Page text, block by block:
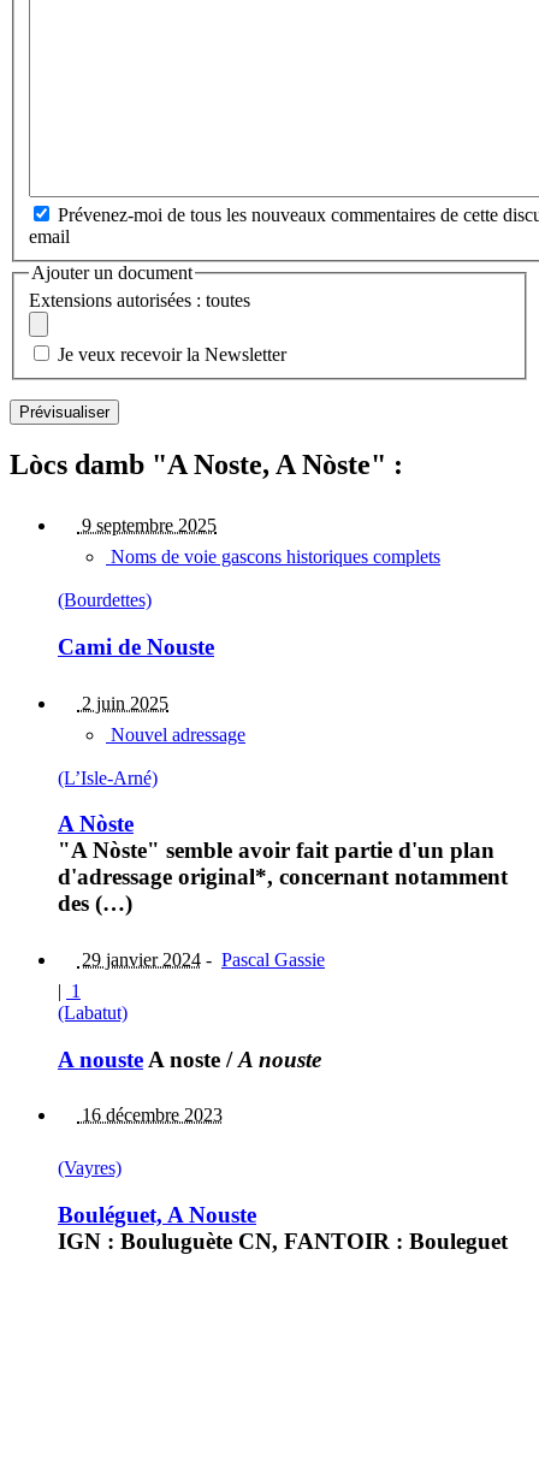
Prévenez-moi de tous les nouveaux commentaires de cette
email
Ajouter un document
Extensions autorisées : toutes
Je veux recevoir la Newsletter
Lòcs damb "A Noste, A Nòste" :
9 septembre 2025
Noms de voie gascons historiques complets
(Bourdettes)
Cami de Nouste
2 juin 2025
Nouvel adressage
(L’Isle-Arné)
A Nòste
"A Nòste" semble avoir fait partie d'un plan
d'adressage original*, concernant notamment
des (…)
29 janvier 2024 - Pascal Gassie
| 1
(Labatut)
A nouste A noste /A nouste
16 décembre 2023
(Vayres)
Bouléguet, A Nouste
IGN : Bouluguète CN, FANTOIR : Bouleguet